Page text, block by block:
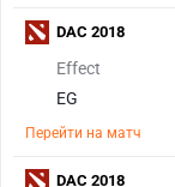
Effect
EG
Перейти на матч
DAC 2018
DAC 2018